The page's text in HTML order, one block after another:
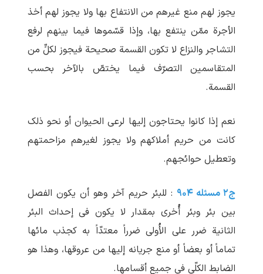
یجوز لهم منع غیرهم من الانتفاع بها ولا یجوز لهم أخذ
الأجرة ممّن ینتفع بها، وإذا قسّموها فیما بینهم لرفع
التشاجر والنزاع لا تکون القسمة صحیحة فیجوز لکلٍّ من
المتقاسمین التصرّف فیما یختصّ بالآخر بحسب
القسمة.
نعم إذا کانوا یحتاجون إلیها لرعی الحیوان أو نحو ذلک
کانت من حریم أملاکهم ولا یجوز لغیرهم مزاحمتهم
وتعطیل حوائجهم.
ج۲ مسئله ۹۰۴
: للبئر حریم آخر وهو أن یکون الفصل
بین بئر وبئر أُخری بمقدار لا یکون فی إحداث البئر
الثانیة ضرر علی الأُولی ضرراً معتدّاً به کجذب مائها
تماماً أو بعضاً أو منع جریانه إلیها من عروقها، وهذا هو
الضابط الکلّی فی جمیع أقسامها.